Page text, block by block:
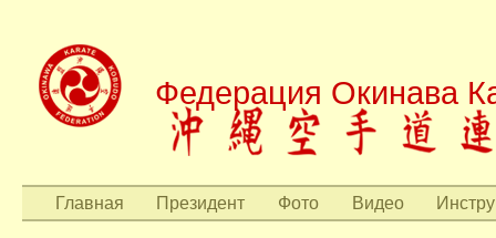
Федерация Окинава
Главное меню
Главная Президент Фото Видео